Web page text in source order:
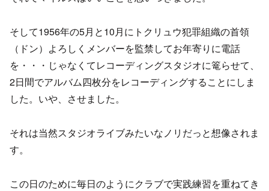
そして1956年の5月と10月にトクリュウ犯罪組織の首領
（ドン）よろしくメンバーを監禁してお年寄りに電話
を・・・じゃなくてレコーディングスタジオに篭らせて、
2日間でアルバム四枚分をレコーディングすることにしま
した。いや、させました。
それは当然スタジオライブみたいなノリだっと想像されま
す。
この日のために毎日のようにクラブで実践練習を重ねてき